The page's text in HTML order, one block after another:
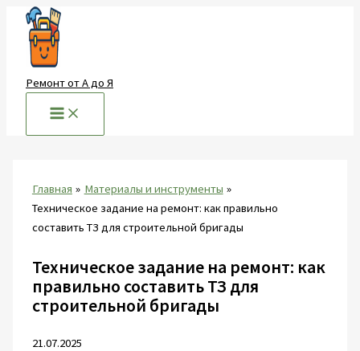
Перейти
содержимому
Ремонт от А до Я
Главная
Материалы и инструменты
Техническое задание на ремонт: как правильно
составить ТЗ для строительной бригады
Техническое задание на ремонт: как
правильно составить ТЗ для
строительной бригады
21.07.2025